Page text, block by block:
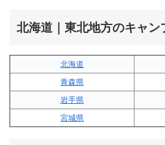
北海道｜東北地方のキャン
北海道
青森県
岩手県
宮城県